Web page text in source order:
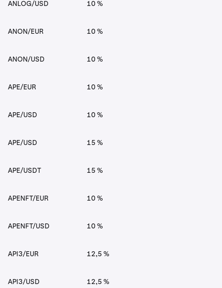
ANLOG/USD 10 %
ANON/EUR 10 %
ANON/USD 10 %
APE/EUR 10 %
APE/USD 10 %
APE/USD 15 %
APE/USDT 15 %
APENFT/EUR 10 %
APENFT/USD 10 %
API3/EUR 12,5 %
API3/USD 12,5 %